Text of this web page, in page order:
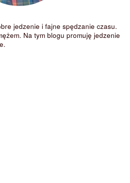
jedzenie i fajne spędzanie czasu.
Na tym blogu promuję jedzenie